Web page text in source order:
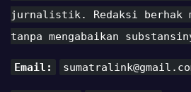
jurnalistik. Redaksi berhak
tanpa mengabaikan
Email: